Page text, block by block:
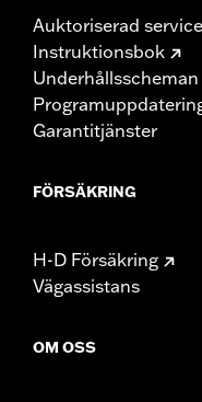
Auktoriserad service
Instruktionsbok
Underhållsscheman
Garantitjänster
FÖRSÄKRING
H-D Försäkring
Vägassistans
OM OSS